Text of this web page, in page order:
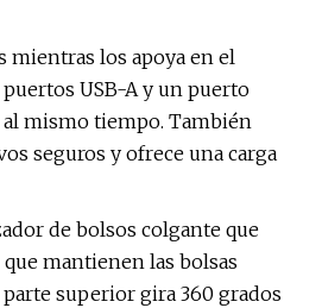
mientras los apoya en el
USB-A y un puerto
al mismo tiempo. También
seguros y ofrece una carga
de bolsos colgante que
mantienen las bolsas
superior gira 360 grados